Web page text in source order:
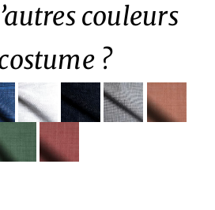
couleurs
?